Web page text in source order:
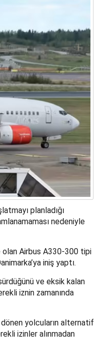
planladığı
nedeniyle
olan Airbus A330-300 tipi
iniş yaptı.
ve eksik kalan
iznin zamanında
dönen yolcuların alternatif
izinler alınmadan